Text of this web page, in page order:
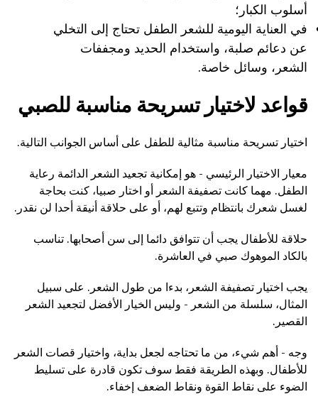
أسلوب الكبار؛
في العناية اليومية للشعر الطفل تحتاج إلى التخلي
عن دعائم صلبة، واستخدام الحديد ومجففات
الشعر، وسائل خاصة.
قواعد لاختيار تسريحة مناسبة للصبي
اختيار تسريحة مناسبة مثالية للطفل على أساس الجوانب التالية.
معيار الاختيار الرئيسي - هو إمكانية تجعيد الشعر الدائمة رعاية
الطفل. مهما كانت تصفيفة الشعر أو اختار صبيا، كنت بحاجة
لغسل شعرك بانتظام وتتبع لهم، أو على حلاقة أنيقة أحدا لن نقدر.
حلاقة للأطفال يجب أن تتوافق دائما إلى سن أصحابها. تناسب
بالكاد الموهوك صبي في العاشرة.
يجب اختيار تصفيفة الشعر، بدءا من طول الشعر. على سبيل
المثال، سلسلة من الشعر - وليس الخيار الأفضل لتجعيد الشعر
القصير.
وجه - أهم شيء، من ما تحتاجه لجعل بداية، واختيار قصات الشعر
للأطفال. وبهذه الطريقة فقط سوف تكون قادرة على تسليط
الضوء على نقاط القوة ونقاط الضعف إخفاء.